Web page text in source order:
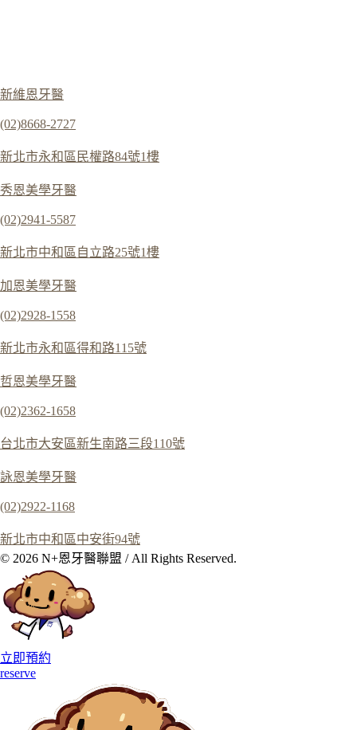
新維恩牙醫
(02)8668-2727
新北市永和區民權路84號1樓
秀恩美學牙醫
(02)2941-5587
新北市中和區自立路25號1樓
加恩美學牙醫
(02)2928-1558
新北市永和區得和路115號
哲恩美學牙醫
(02)2362-1658
台北市大安區新生南路三段110號
詠恩美學牙醫
(02)2922-1168
新北市中和區中安街94號
© 2026 N+恩牙醫聯盟 / All Rights Reserved.
立即預約
reserve